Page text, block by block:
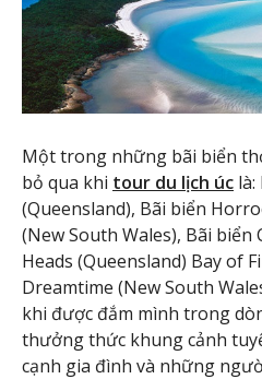
Một trong những bãi biển
bỏ qua khi tour du lịch úc
(Queensland), Bãi biển
(New South Wales), Bãi biển
Heads (Queensland) Bay of
Dreamtime (New South
khi được đắm mình trong
thưởng thức khung cảnh
cạnh gia đình và những